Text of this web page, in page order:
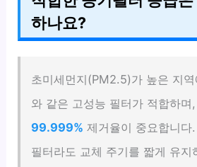
하나요?
초미세먼지(PM2.5)가 높은 지
와 같은 고성능 필터가 적합하
99.999% 제거율이 중요합니다
필터라도 교체 주기를 짧게 유지